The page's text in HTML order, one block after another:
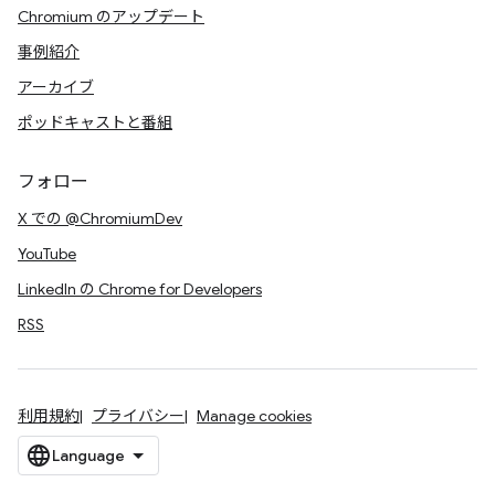
Chromium のアップデート
事例紹介
アーカイブ
ポッドキャストと番組
フォロー
X での @ChromiumDev
YouTube
LinkedIn の Chrome for Developers
RSS
利用規約 プライバシー Manage cookies